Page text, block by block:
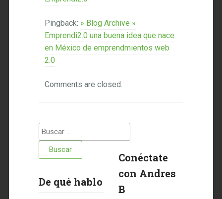
Pingback: » Blog Archive »
Emprendi2.0 una buena idea que nace
en México de emprendmientos web
2.0
Comments are closed.
Buscar:
De qué hablo
Conéctate
con Andres
B